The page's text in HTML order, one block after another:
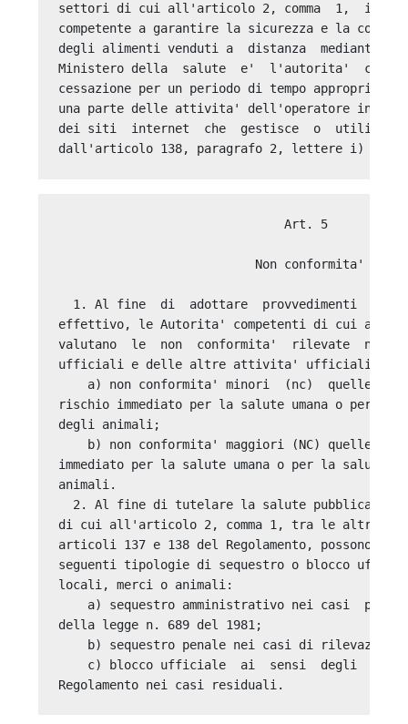
settori di cui all'articolo 2, comma  1,  in
competente a garantire la sicurezza e la
degli alimenti venduti a  distanza  mediante
Ministero della  salute  e'  l'autorita'
cessazione per un periodo di tempo
una parte delle attivita' dell'operatore
dei siti  internet  che  gestisce  o  utilizza
                               Art. 5
                           Non conformita'
1. Al fine  di  adottare  provvedimenti
effettivo, le Autorita' competenti di cui
valutano  le  non  conformita'  rilevate  nel
ufficiali e delle altre attivita' ufficiali. Si
a) non conformita' minori  (nc)  quelle
rischio immediato per la salute umana o per la
degli animali;
b) non conformita' maggiori (NC) quelle che
immediato per la salute umana o per la salute
animali.
2. Al fine di tutelare la salute pubblica, le
di cui all'articolo 2, comma 1, tra le altre
articoli 137 e 138 del Regolamento, possono
seguenti tipologie di sequestro o blocco
locali, merci o animali:
a) sequestro amministrativo nei casi
della legge n. 689 del 1981;
b) sequestro penale nei casi di
c) blocco ufficiale  ai  sensi  degli